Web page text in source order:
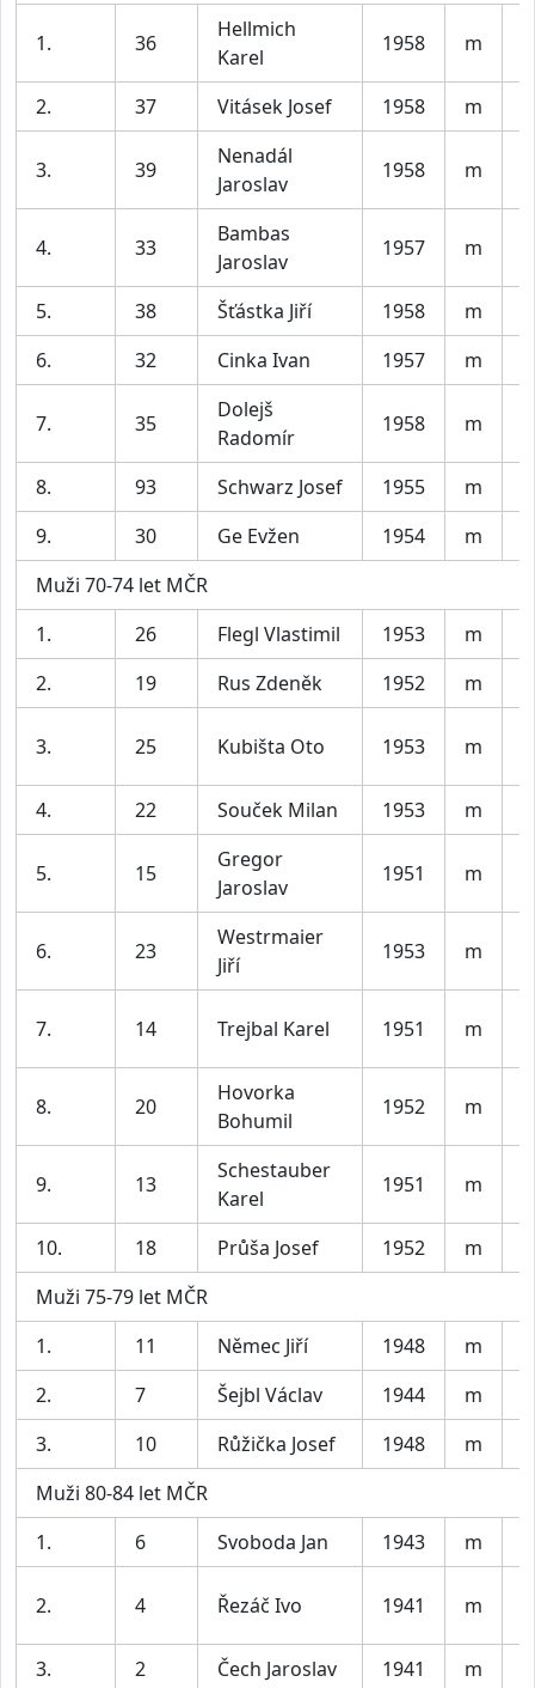
1. 36
Hellmich
Karel
1958 m
2.
37 Vitásek Josef 1958 m
3. 39
Nenadál
Jaroslav
1958 m
4. 33
Bambas
Jaroslav
1957 m
5. 38 Šťástka Jiří 1958 m
6.
32 Cinka Ivan 1957 m
7. 35
Dolejš
Radomír
1958 m
8. 93 Schwarz Josef 1955 m
9.
30 Ge Evžen 1954 m
Muži 70-74 let MČR
1.
26 Flegl Vlastimil 1953 m
2.
19 Rus Zdeněk 1952 m
3. 25 Kubišta Oto 1953 m
4.
22 Souček Milan 1953 m
5. 15
Gregor
Jaroslav
1951 m
6. 23
Westrmaier
Jiří
1953 m
7. 14 Trejbal Karel 1951 m
8. 20
Hovorka
Bohumil
1952 m
9. 13
Schestauber
Karel
1951 m
10.
18 Průša Josef 1952 m
Muži 75-79 let MČR
1.
11 Němec Jiří 1948 m
2.
7 Šejbl Václav 1944 m
3.
10 Růžička Josef 1948 m
Muži 80-84 let MČR
1.
6 Svoboda Jan 1943 m
2. 4 Řezáč Ivo 1941 m
3.
2 Čech Jaroslav 1941 m